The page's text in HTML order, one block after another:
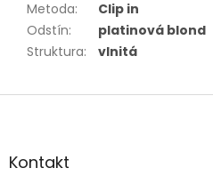
Metoda:
Clip in
Odstín:
platinová blond
Struktura: vlnitá
Z
aKontakt